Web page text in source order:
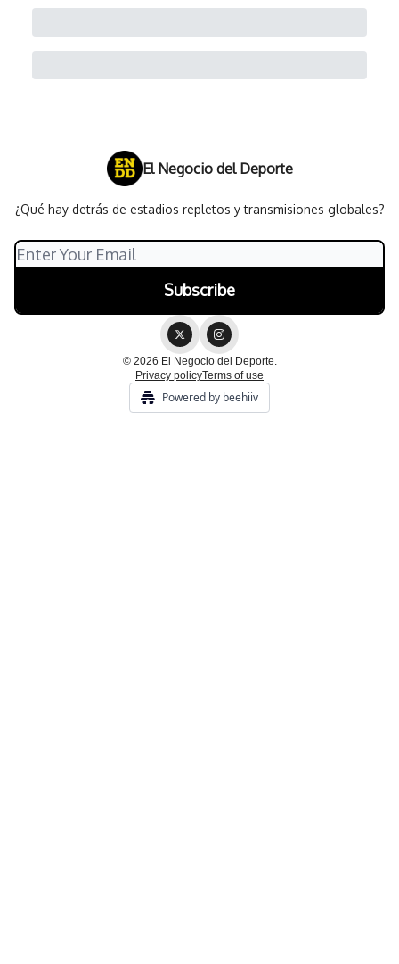
El Negocio del Deporte
¿Qué hay detrás de estadios repletos y transmisiones globales?
© 2026 El Negocio del Deporte.
Privacy policyTerms of use
Powered by beehiiv